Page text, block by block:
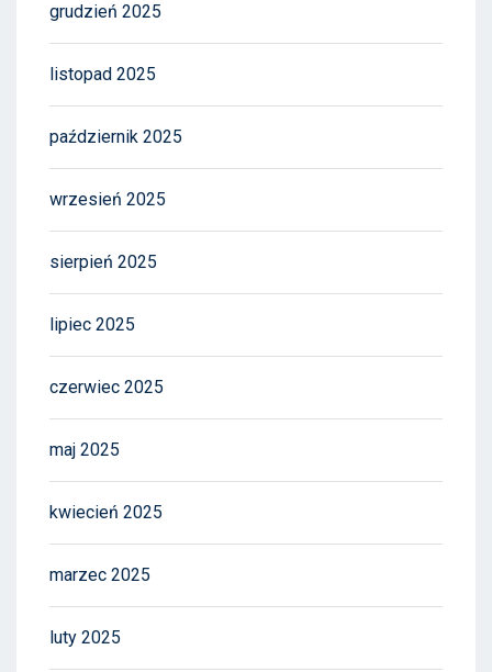
grudzień 2025
listopad 2025
październik 2025
wrzesień 2025
sierpień 2025
lipiec 2025
czerwiec 2025
maj 2025
kwiecień 2025
marzec 2025
luty 2025